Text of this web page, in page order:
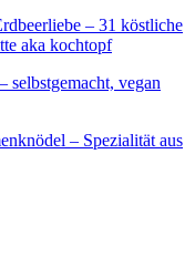
– 31 köstliche
aka kochtopf
selbstgemacht, vegan
– Spezialität aus